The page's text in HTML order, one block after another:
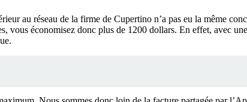
au réseau de la firme de Cupertino n’a pas eu la même
économisez donc plus de 1200 dollars. En effet, avec